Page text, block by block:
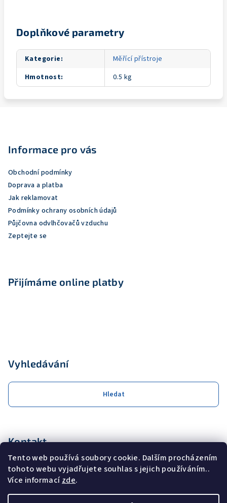
Tento web používá soubory cookie. Dalším procházením
tohoto webu vyjadřujete souhlas s jejich používáním..
Více informacízde.
Doplňkové parametry
Kategorie:
Měřící přístroje
Hmotnost: 0.5 kg
Informace pro vás
Obchodní podmínky
Doprava a platba
Jak reklamovat
Podmínky ochrany osobních údajů
Půjčovna odvlhčovačů vzduchu
Zeptejte se
Přijímáme online platby
Vyhledávání
Hledat
Kontakt
obchod
coolservis.cz
+420608231000